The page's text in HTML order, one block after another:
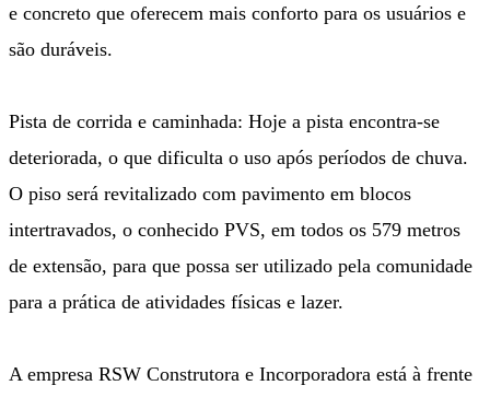
e concreto que oferecem mais conforto para os usuários e
são duráveis.
Pista de corrida e caminhada: Hoje a pista encontra-se
deteriorada, o que dificulta o uso após períodos de chuva.
O piso será revitalizado com pavimento em blocos
intertravados, o conhecido PVS, em todos os 579 metros
de extensão, para que possa ser utilizado pela comunidade
para a prática de atividades físicas e lazer.
A empresa RSW Construtora e Incorporadora está à frente